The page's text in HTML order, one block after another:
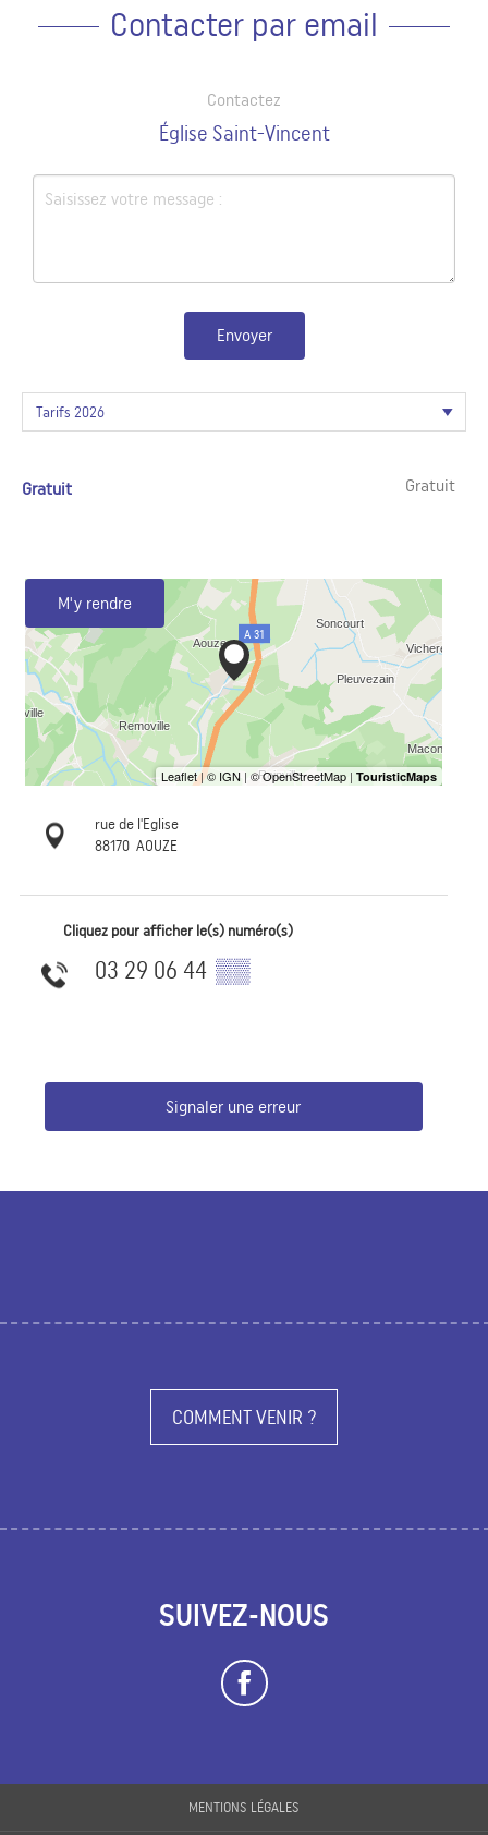
Contacter par email
Contactez
Église Saint-Vincent
Envoyer
Gratuit Gratuit
M'y rendre
rue de l'Eglise
88170 AOUZE
Cliquez pour afficher le(s) numéro(s)
03 29 06 44 ▒▒
Signaler une erreur
COMMENT VENIR ?
SUIVEZ-NOUS
MENTIONS LÉGALES